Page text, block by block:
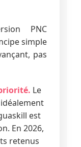
PNC
simple
pas
Le
est
En 2026,
retenus